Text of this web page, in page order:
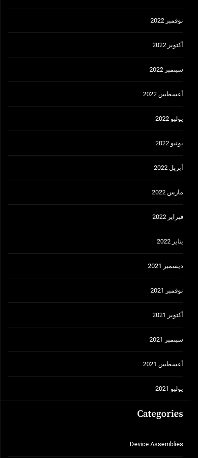
نوفمبر 2022
أكتوبر 2022
سبتمبر 2022
أغسطس 2022
يوليو 2022
يونيو 2022
أبريل 2022
مارس 2022
فبراير 2022
يناير 2022
ديسمبر 2021
نوفمبر 2021
أكتوبر 2021
سبتمبر 2021
أغسطس 2021
يوليو 2021
Categories
Device Assemblies